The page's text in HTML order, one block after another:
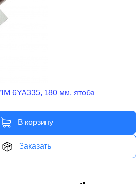
6YA335, 180 мм, ятоба
В корзину
Заказать